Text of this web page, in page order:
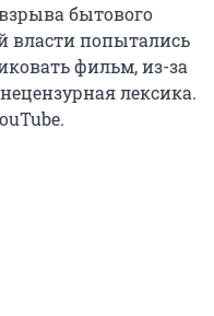
бытового
власти попытались
фильм, из-за
лексика.